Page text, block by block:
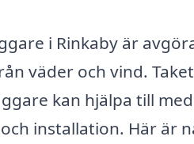
i Rinkaby är
väder och vind.
kan hjälpa till
installation. Här är